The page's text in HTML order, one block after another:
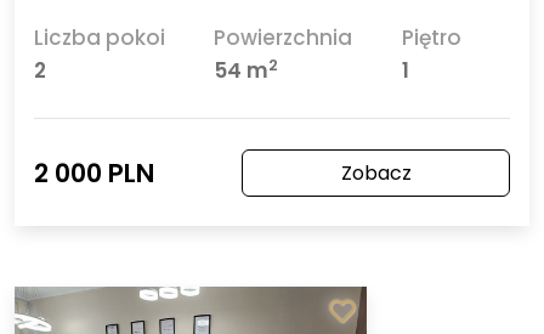
Liczba pokoi
2
Powierzchnia
54 m2
Piętro
1
2 000 PLN Zobacz